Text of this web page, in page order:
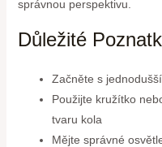
správnou perspektivu.
Důležité
Začněte s
Použijte kružítko
tvaru kola
Mějte správné